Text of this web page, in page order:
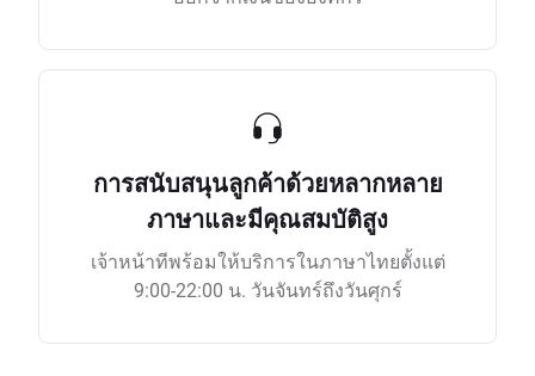
การสนับสนุนลูกค้าด้วยหลากหลาย
ภาษาและมีคุณสมบัติสูง
เจ้าหน้าทีพร้อมให้บริการในภาษาไทยตั้งแต่
9:00-22:00 น. วันจันทร์ถึงวันศุกร์